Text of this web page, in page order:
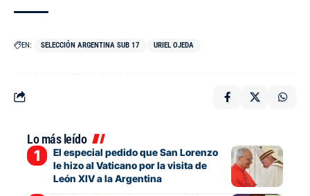
EN: SELECCIÓN ARGENTINA SUB 17 URIEL OJEDA
Lo más leído
El especial pedido que San Lorenzo
le hizo al Vaticano por la visita de
León XIV a la Argentina